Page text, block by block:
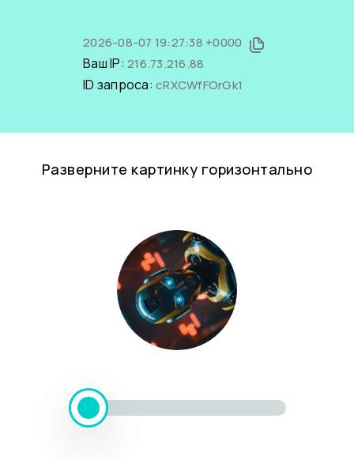
2026-08-07 19:27:38 +0000
Ваш IP: 216.73.216.88
ID запроса: cRXCWfFOrGk1
Разверните картинку горизонтально